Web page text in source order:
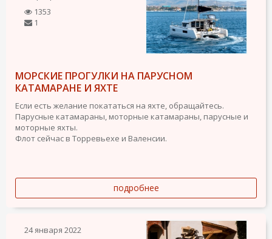
1353
1
МОРСКИЕ ПРОГУЛКИ НА ПАРУСНОМ
КАТАМАРАНЕ И ЯХТЕ
Если есть желание покататься на яхте, обращайтесь.
Парусные катамараны, моторные катамараны, парусные и
моторные яхты.
Флот сейчас в Торревьехе и Валенсии.
подробнее
24 января 2022